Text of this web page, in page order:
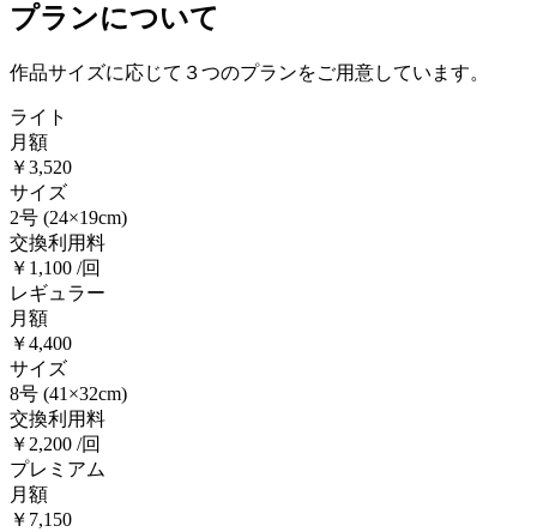
プランについて
作品サイズに応じて３つのプランをご用意しています。
ライト
月額
￥3,520
サイズ
2号 (24×19cm)
交換利用料
￥1,100 /回
レギュラー
月額
￥4,400
サイズ
8号 (41×32cm)
交換利用料
￥2,200 /回
プレミアム
月額
￥7,150